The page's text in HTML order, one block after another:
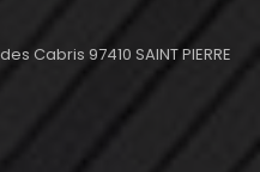
Cabris 97410 SAINT PIERRE